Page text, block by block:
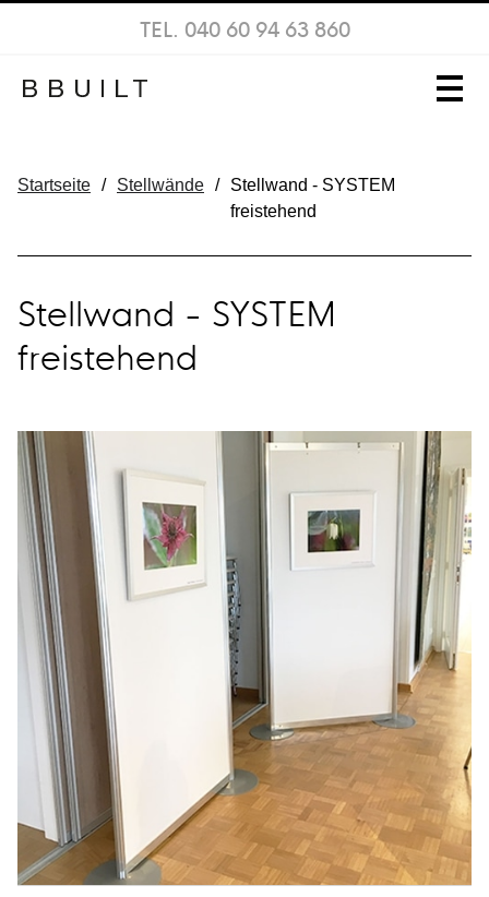
TEL. 040 60 94 63 860
Startseite / Stellwände /
Stellwand - SYSTEM
freistehend
Stellwand - SYSTEM
freistehend